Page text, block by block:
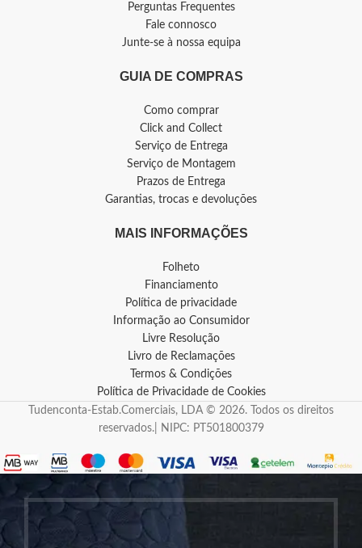
Perguntas Frequentes
Fale connosco
Junte-se à nossa equipa
GUIA DE COMPRAS
Como comprar
Click and Collect
Serviço de Entrega
Serviço de Montagem
Prazos de Entrega
Garantias, trocas e devoluções
MAIS INFORMAÇÕES
Folheto
Financiamento
Política de privacidade
Informação ao Consumidor
Livre Resolução
Livro de Reclamações
Termos & Condições
Política de Privacidade de Cookies
Tudenconta-Estab.Comerciais, LDA © 2026. Todos os direitos
reservados.| NIPC: PT501800379